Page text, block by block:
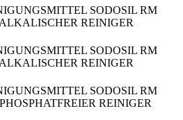
SODOSIL RM
REINIGER
SODOSIL RM
REINIGER
SODOSIL RM
REINIGER